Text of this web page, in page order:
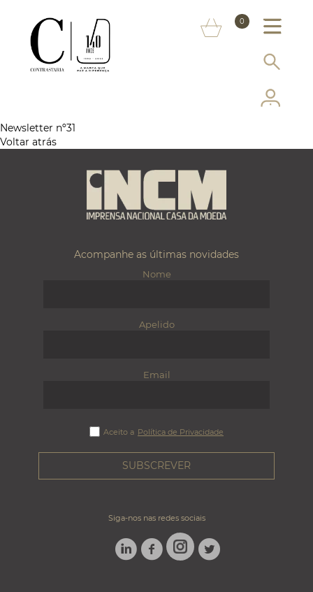
0
INFORMAÇÃO AO CONSUMIDOR
SERVIÇOS
MAIS CONTRASTARIA
LOJA ONLINE
Newsletter nº31
Voltar atrás
Acompanhe as últimas novidades
Nome
Apelido
Email
Aceito a Política de Privacidade
Siga-nos nas redes sociais
LINKEDINFACEBOOK
INSTAGRAM
TWITTER